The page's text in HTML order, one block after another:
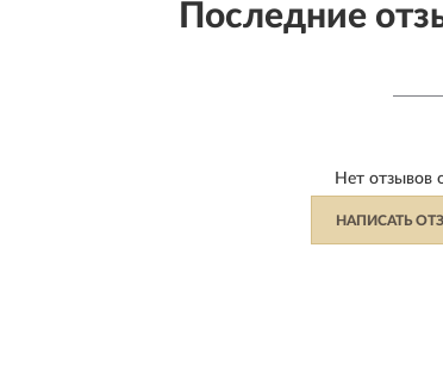
Последние
Нет отзывов
НАПИСАТЬ